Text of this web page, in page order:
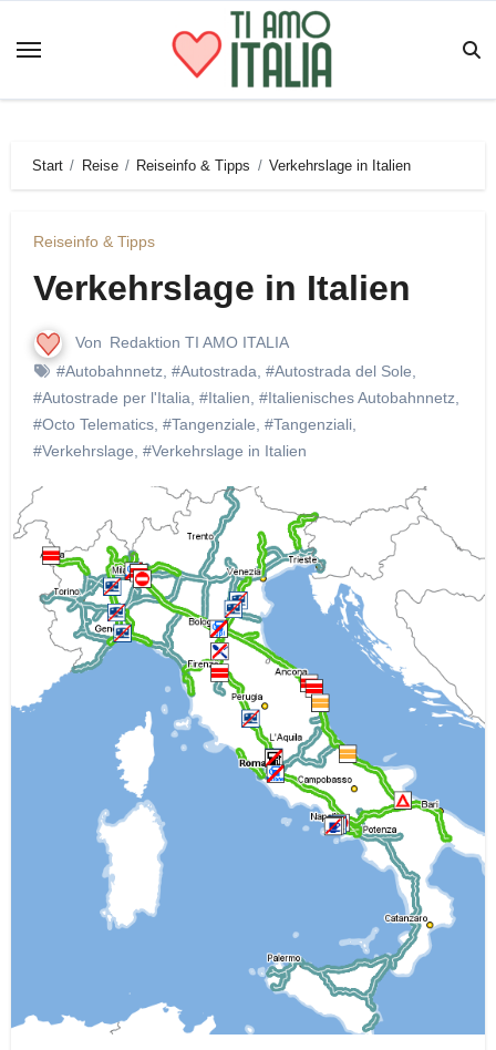
Inhalt
Start Reise Reiseinfo & Tipps Verkehrslage in Italien
Reiseinfo & Tipps
Verkehrslage in Italien
Von Redaktion TI AMO ITALIA
#Autobahnnetz #Autostrada #Autostrada del Sole
#Autostrade per l'Italia #Italien #Italienisches Autobahnnetz
#Octo Telematics, #Tangenziale #Tangenziali,
#Verkehrslage #Verkehrslage in Italien